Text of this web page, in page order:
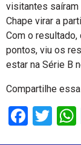
visitantes saíram
Chape virar a
Com o
pontos, viu os
estar na Série B
Compartilhe